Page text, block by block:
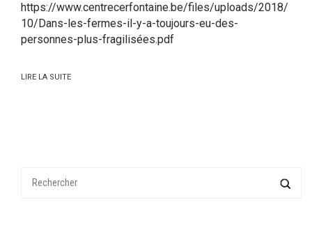
https://www.centrecerfontaine.be/files/uploads/2018/
10/Dans-les-fermes-il-y-a-toujours-eu-des-
personnes-plus-fragilisées.pdf
LIRE LA SUITE